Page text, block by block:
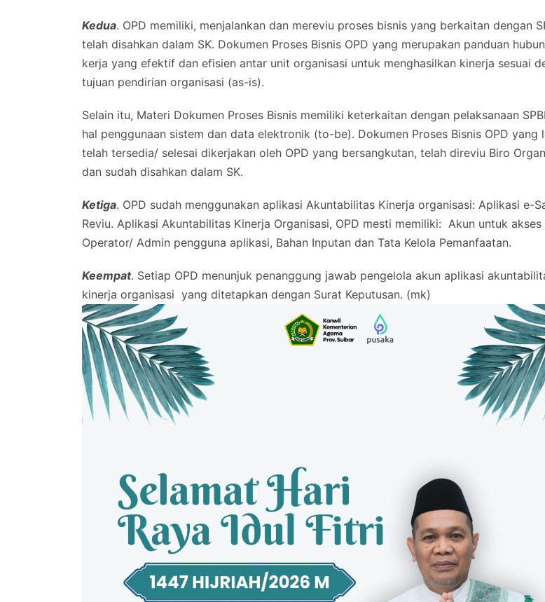
Kedua. OPD memiliki, menjalankan dan mereviu proses bisnis yang berkaitan dengan
telah disahkan dalam SK. Dokumen Proses Bisnis OPD yang merupakan panduan
kerja yang efektif dan efisien antar unit organisasi untuk menghasilkan kinerja sesuai
tujuan pendirian organisasi (as-is).
Selain itu, Materi Dokumen Proses Bisnis memiliki keterkaitan dengan pelaksanaan
hal penggunaan sistem dan data elektronik (to-be). Dokumen Proses Bisnis OPD yang
telah tersedia/ selesai dikerjakan oleh OPD yang bersangkutan, telah direviu Biro
dan sudah disahkan dalam SK.
Ketiga. OPD sudah menggunakan aplikasi Akuntabilitas Kinerja organisasi: Aplikasi e-
Reviu. Aplikasi Akuntabilitas Kinerja Organisasi, OPD mesti memiliki: Akun untuk akses
Operator/ Admin pengguna aplikasi, Bahan Inputan dan Tata Kelola Pemanfaatan.
Keempat. Setiap OPD menunjuk penanggung jawab pengelola akun aplikasi
kinerja organisasi yang ditetapkan dengan Surat Keputusan. (mk)